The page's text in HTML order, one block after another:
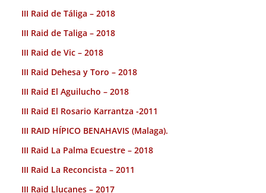
III Raid de Táliga – 2018
III Raid de Taliga – 2018
III Raid de Vic – 2018
III Raid Dehesa y Toro – 2018
III Raid El Aguilucho – 2018
III Raid El Rosario Karrantza -2011
III RAID HÍPICO BENAHAVIS (Malaga).
III Raid La Palma Ecuestre – 2018
III Raid La Reconcista – 2011
III Raid Llucanes – 2017